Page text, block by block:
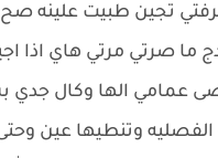
تجين طبيت علينه صح
صرتي مرتي هاي اذا
عمامي الها وكال جدي
وتنطيها عين